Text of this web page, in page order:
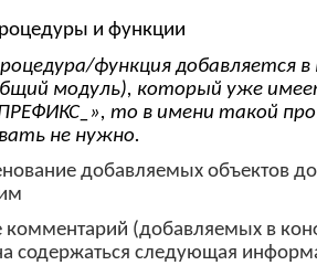
и функции
функция добавляется
модуль), который уже
то в имени такой
не нужно.
добавляемых объектов
комментарий (добавляемых в
содержаться следующая